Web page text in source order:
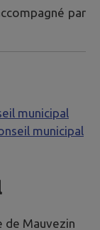
par
municipal
municipal
de Mauvezin